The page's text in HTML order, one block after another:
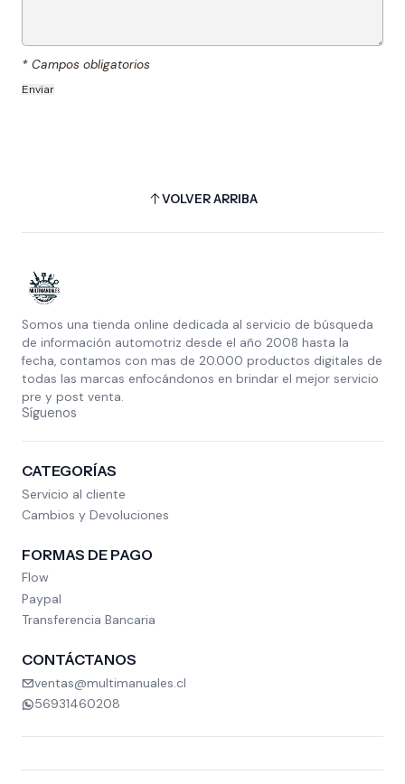
* Campos obligatorios
VOLVER ARRIBA
Somos una tienda online dedicada al servicio de búsqueda
de información automotriz desde el año 2008 hasta la
fecha, contamos con mas de 20.000 productos digitales de
todas las marcas enfocándonos en brindar el mejor servicio
pre y post venta.
Síguenos
CATEGORÍAS
Servicio al cliente
Cambios y Devoluciones
FORMAS DE PAGO
Flow
Paypal
Transferencia Bancaria
CONTÁCTANOS
ventas@multimanuales.cl
56931460208